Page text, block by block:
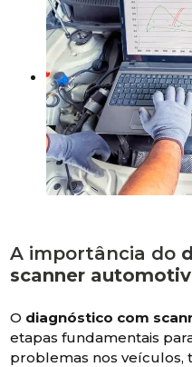
A importância do
scanner
O diagnóstico com
etapas fundamentais
problemas nos veículos,